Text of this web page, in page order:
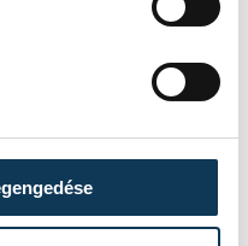
száraz fű